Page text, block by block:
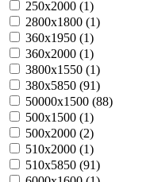
250х2000 (1)
2800х1800 (1)
360х1950 (1)
360х2000 (1)
3800х1550 (1)
380х5850 (91)
50000х1500 (88)
500х1500 (1)
500х2000 (2)
510х2000 (1)
510х5850 (91)